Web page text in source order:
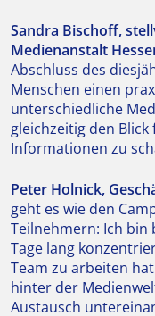
Sandra Bischoff,
Medienanstalt
Abschluss des
Menschen einen
unterschiedliche
gleichzeitig den
Informationen zu
Peter Holnick,
geht es wie den
Teilnehmern: Ich bin
Tage lang
Team zu arbeiten
hinter der
Austausch